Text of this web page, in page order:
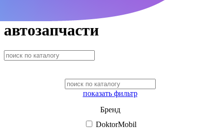
автозапчасти
показать фильтр
Бренд
DoktorMobil